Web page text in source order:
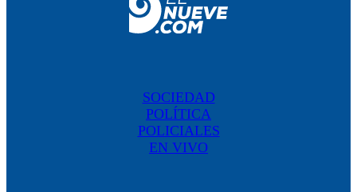
SOCIEDAD
POLÍTICA
POLICIALES
EN VIVO